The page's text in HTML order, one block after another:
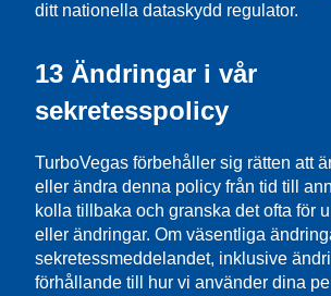
ditt nationella dataskydd regulator.
13 Ändringar i vår
sekretesspolicy
TurboVegas förbehåller sig rätten att
eller ändra denna policy från tid till
kolla tillbaka och granska det ofta för
eller ändringar. Om väsentliga
sekretessmeddelandet, inklusive
förhållande till hur vi använder dina